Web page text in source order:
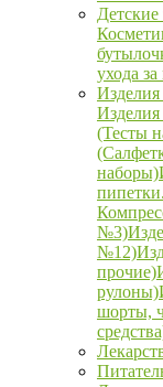
ухода
Изделия
(Тесты
наборы)
№3)
№12)
прочие)
рулоны)
шорты,